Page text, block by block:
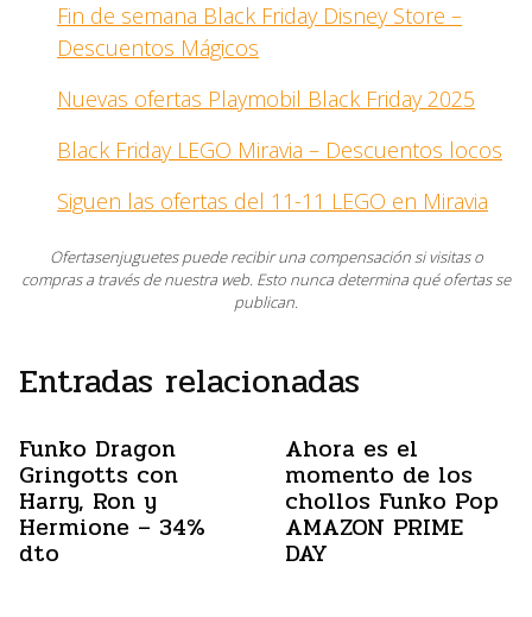
Fin de semana Black Friday Disney Store –
Descuentos Mágicos
Nuevas ofertas Playmobil Black Friday 2025
Black Friday LEGO Miravia – Descuentos locos
Siguen las ofertas del 11-11 LEGO en Miravia
Ofertasenjuguetes puede recibir una compensación si visitas o
compras a través de nuestra web. Esto nunca determina qué ofertas se
publican.
Entradas relacionadas
Funko Dragon
Gringotts con
Harry, Ron y
Hermione – 34%
dto
Ahora es el
momento de los
chollos Funko Pop
AMAZON PRIME
DAY